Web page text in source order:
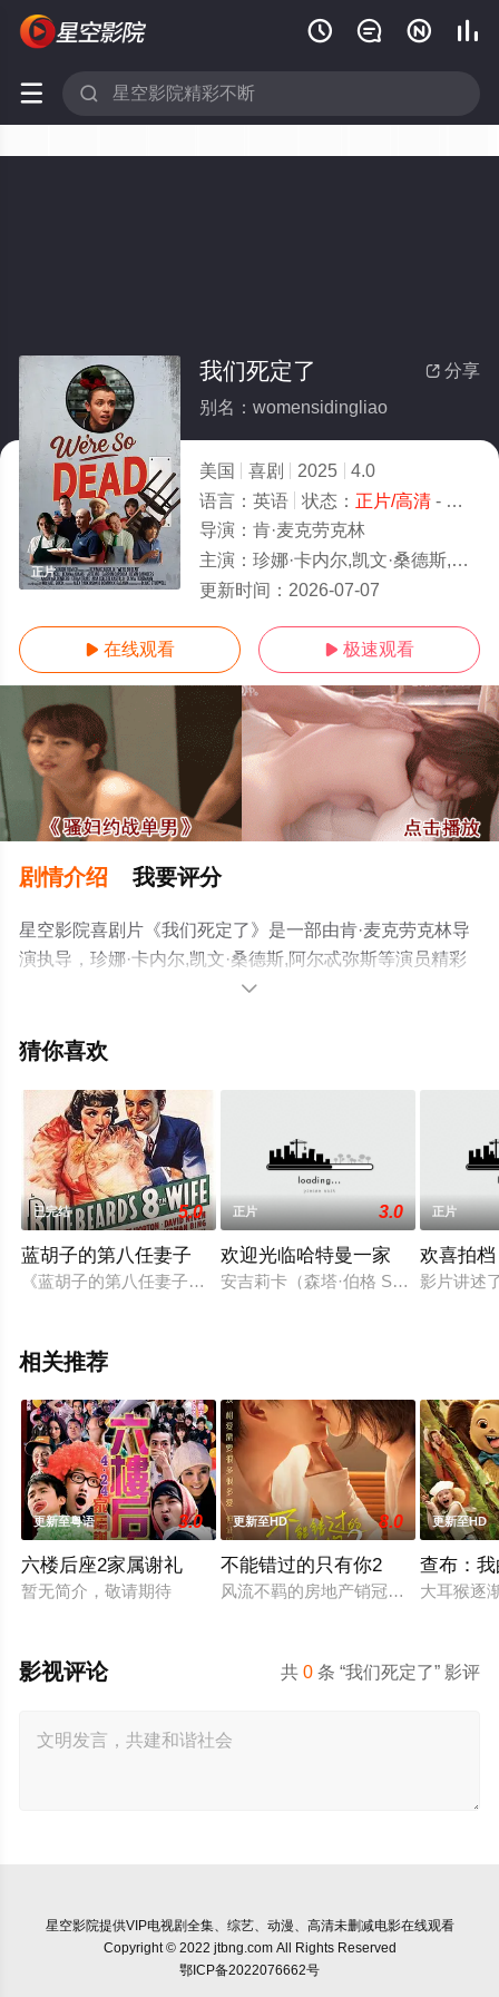
   
 
正片
 分享
我们死定了
别名：womensidingliao
美国 喜剧 2025
4.0
语言： 英语 状态： 正片/高清- 免费在线观看
导演： 肯·麦克劳克林
主演： 珍娜·卡内尔,凯文·桑德斯,阿尔忒弥斯
更新时间： 2026-07-07
 在线观看  极速观看
剧情介绍 我要评分
星空影院喜剧片《我们死定了》是一部由肯·麦克劳克林导
演执导，珍娜·卡内尔,凯文·桑德斯,阿尔忒弥斯等演员精彩
演绎的美国电影，手机免费观看高清无删减完整版电影大
视猫或剧情网等平台了解。

猜你喜欢
已完结 5.0
蓝胡子的第八任妻子
《蓝胡子的第八任妻子》整个故事是对清教徒社会风气的嘲讽
正片 3.0
欢迎光临哈特曼一家
安吉莉卡（森塔·伯格 Senta Berger
正片
欢喜拍档
影片讲述
相关推荐
更新至粤语 3.0
六楼后座2家属谢礼
暂无简介，敬请期待
更新至HD 8.0
不能错过的只有你2
风流不羁的房地产销冠江来（吴翊歌
更新至HD
查布：
大耳猴逐
共0 条 “我们死定了” 影评
影视评论
星空影院提供VIP电视剧全集、综艺、动漫、高清未删减电影在线观看
Copyright © 2022 jtbng.com All Rights Reserved
鄂ICP备2022076662号